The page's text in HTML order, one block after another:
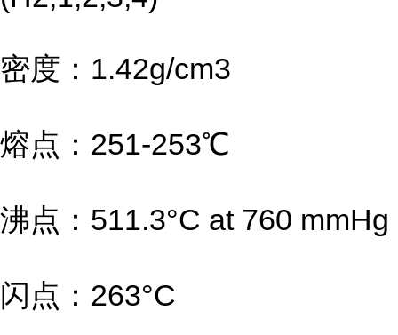
密度：1.42g/cm3
熔点：251-253℃
沸点：511.3°C at 760 mmHg
闪点：263°C